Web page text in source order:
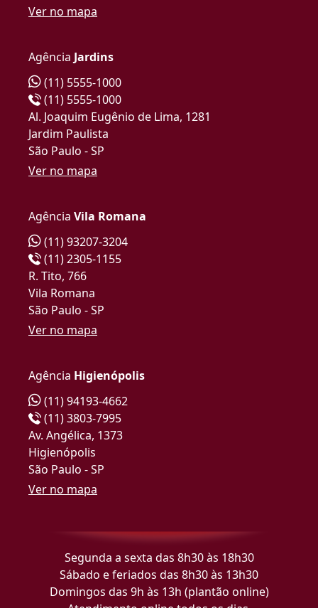
Ver no mapa
Agência Jardins
(11) 5555-1000
(11) 5555-1000
Al. Joaquim Eugênio de Lima, 1281
Jardim Paulista
São Paulo - SP
Ver no mapa
Agência Vila Romana
(11) 93207-3204
(11) 2305-1155
R. Tito, 766
Vila Romana
São Paulo - SP
Ver no mapa
Agência Higienópolis
(11) 94193-4662
(11) 3803-7995
Av. Angélica, 1373
Higienópolis
São Paulo - SP
Ver no mapa
Segunda a sexta das 8h30 às 18h30
Sábado e feriados das 8h30 às 13h30
Domingos das 9h às 13h (plantão online)